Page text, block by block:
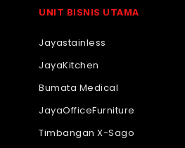
UNIT BISNIS UTAMA
Jayastainless
JayaKitchen
Bumata Medical
JayaOfficeFurniture
Timbangan X-Sago